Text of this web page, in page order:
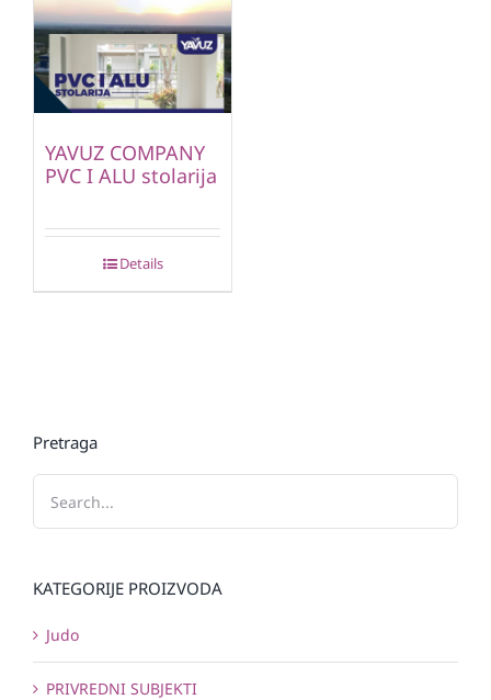
YAVUZ COMPANY
PVC I ALU stolarija
Details
Pretraga
KATEGORIJE PROIZVODA
Judo
PRIVREDNI SUBJEKTI